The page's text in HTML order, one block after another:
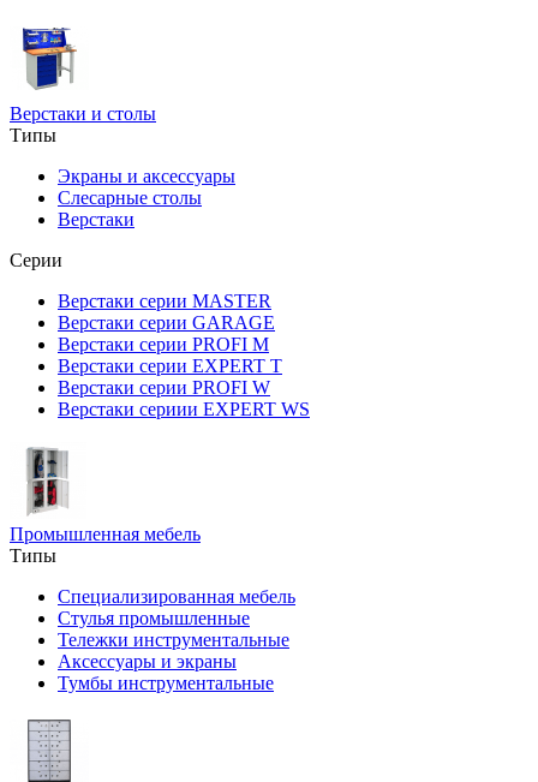
Верстаки и столы
Типы
Экраны и аксессуары
Слесарные столы
Верстаки
Серии
Верстаки серии MASTER
Верстаки серии GARAGE
Верстаки серии PROFI M
Верстаки серии EXPERT T
Верстаки серии PROFI W
Верстаки сериии EXPERT WS
Промышленная мебель
Типы
Специализированная мебель
Стулья промышленные
Тележки инструментальные
Аксессуары и экраны
Тумбы инструментальные